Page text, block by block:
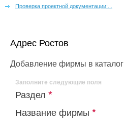
Проверка проектной документации:...
Адрес Ростов
Добавление фирмы в каталог
Заполните следующие поля
Раздел *
Название фирмы *